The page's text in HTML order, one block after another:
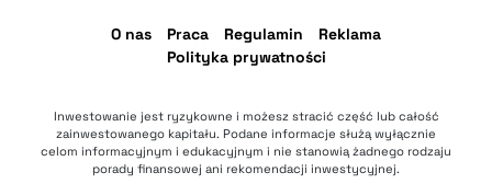
O nas Praca Regulamin
Reklama
Polityka prywatności
Inwestowanie jest ryzykowne i możesz stracić część lub całość
zainwestowanego kapitału. Podane informacje służą wyłącznie
celom informacyjnym i edukacyjnym i nie stanowią żadnego rodzaju
porady finansowej ani rekomendacji inwestycyjnej.